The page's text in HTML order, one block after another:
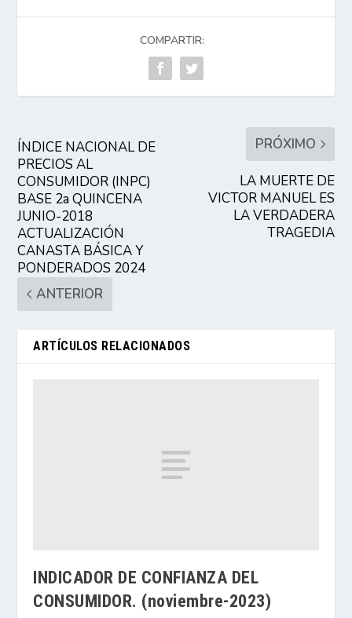
COMPARTIR:
ÍNDICE NACIONAL DE
PRECIOS AL
CONSUMIDOR (INPC)
BASE 2a QUINCENA
JUNIO-2018
ACTUALIZACIÓN
CANASTA BÁSICA Y
PONDERADOS 2024
ANTERIOR
PRÓXIMO
LA MUERTE DE
VICTOR MANUEL ES
LA VERDADERA
TRAGEDIA
ARTÍCULOS RELACIONADOS
INDICADOR DE CONFIANZA DEL
CONSUMIDOR. (noviembre-2023)